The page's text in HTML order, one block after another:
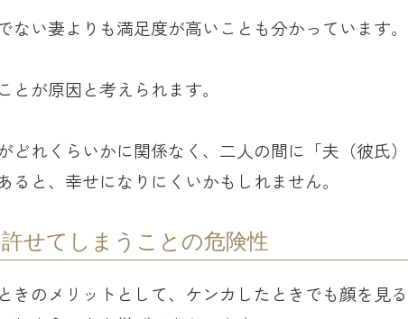
い妻よりも満足度が高いことも分かっています。
が原因と考えられます。
れくらいかに関係なく、二人の間に「夫（彼氏）
と、幸せになりにくいかもしれません。
せてしまうことの危険性
きのメリットとして、ケンカしたときでも顔を見る